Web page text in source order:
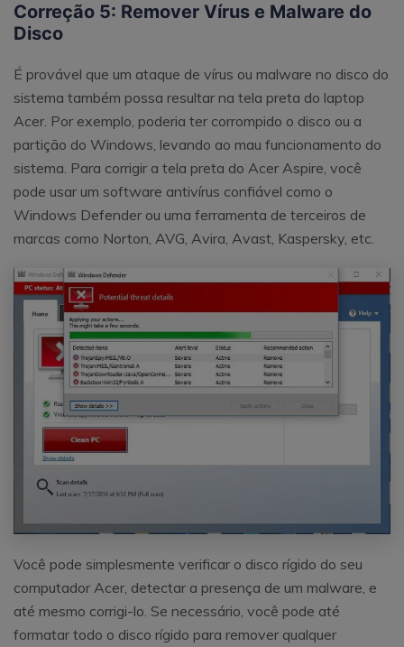
Correção 5: Remover Vírus e Malware do
Disco
É provável que um ataque de vírus ou malware no disco do
sistema também possa resultar na tela preta do laptop
Acer. Por exemplo, poderia ter corrompido o disco ou a
partição do Windows, levando ao mau funcionamento do
sistema. Para corrigir a tela preta do Acer Aspire, você
pode usar um software antivírus confiável como o
Windows Defender ou uma ferramenta de terceiros de
marcas como Norton, AVG, Avira, Avast, Kaspersky, etc.
Você pode simplesmente verificar o disco rígido do seu
computador Acer, detectar a presença de um malware, e
até mesmo corrigi-lo. Se necessário, você pode até
formatar todo o disco rígido para remover qualquer